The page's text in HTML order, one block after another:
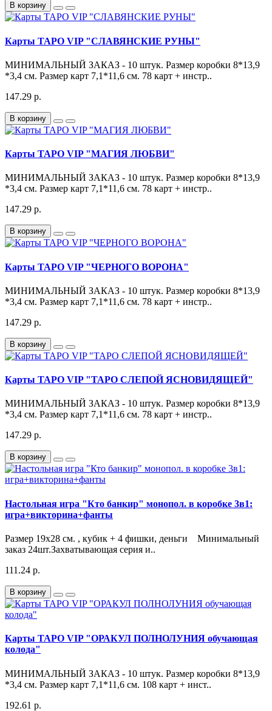
В корзину
Карты ТАРО VIP "СЛАВЯНСКИЕ РУНЫ"
МИНИМАЛЬНЫЙ ЗАКАЗ - 10 штук. Размер коробки 8*13,9
*3,4 см. Размер карт 7,1*11,6 см. 78 карт + инстр..
147.29 р.
В корзину
Карты ТАРО VIP "МАГИЯ ЛЮБВИ"
МИНИМАЛЬНЫЙ ЗАКАЗ - 10 штук. Размер коробки 8*13,9
*3,4 см. Размер карт 7,1*11,6 см. 78 карт + инстр..
147.29 р.
В корзину
Карты ТАРО VIP "ЧЕРНОГО ВОРОНА"
МИНИМАЛЬНЫЙ ЗАКАЗ - 10 штук. Размер коробки 8*13,9
*3,4 см. Размер карт 7,1*11,6 см. 78 карт + инстр..
147.29 р.
В корзину
Карты ТАРО VIP "ТАРО СЛЕПОЙ ЯСНОВИДЯЩЕЙ"
МИНИМАЛЬНЫЙ ЗАКАЗ - 10 штук. Размер коробки 8*13,9
*3,4 см. Размер карт 7,1*11,6 см. 78 карт + инстр..
147.29 р.
В корзину
Настольная игра "Кто банкир" монопол. в коробке 3в1:
игра+викторина+фанты
Размер 19х28 см. , кубик + 4 фишки, деньги Минимальный
заказ 24шт.Захватывающая серия и..
111.24 р.
В корзину
Карты ТАРО VIP "ОРАКУЛ ПОЛНОЛУНИЯ обучающая
колода"
МИНИМАЛЬНЫЙ ЗАКАЗ - 10 штук. Размер коробки 8*13,9
*3,4 см. Размер карт 7,1*11,6 см. 108 карт + инст..
192.61 р.